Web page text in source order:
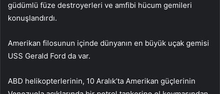
güdümlü füze destroyerleri ve amfibi hücum gemileri
konuşlandırdı.
Amerikan filosunun içinde dünyanın en büyük uçak gemisi
USS Gerald Ford da var.
ABD helikopterlerinin, 10 Aralık’ta Amerikan güçlerinin